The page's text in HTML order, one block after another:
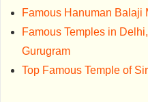
Famous Hanuman Balaji
Famous Temples in
Gurugram
Top Famous Temple of